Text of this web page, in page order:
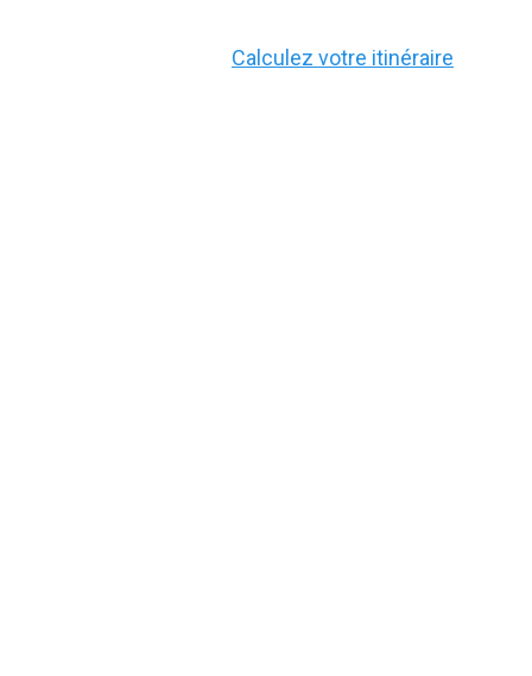
Calculez votre itinéraire